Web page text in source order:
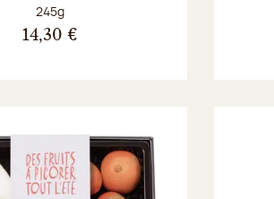
Poids net :
245g
14,30 €